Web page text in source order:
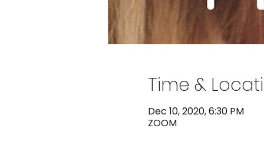
Time &
Dec 10, 2020, 6:30 PM
ZOOM